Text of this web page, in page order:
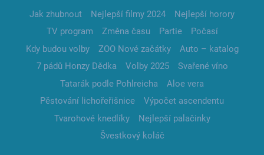
Jak zhubnout Nejlepší filmy 2024
Nejlepší horory
TV program
Změna času Partie
Počasí
Kdy budou volby
ZOO Nové začátky
Auto – katalog
7 pádů Honzy Dědka
Volby 2025
Svařené víno
Tatarák podle Pohlreicha
Aloe vera
Pěstování lichořeřišnice
Výpočet ascendentu
Tvarohové knedlíky
Nejlepší palačinky
Švestkový koláč